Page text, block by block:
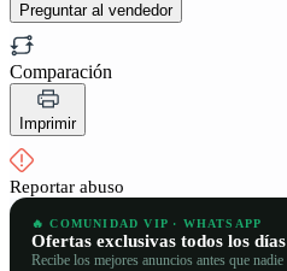
Preguntar al vendedor
Comparación
Imprimir
Reportar abuso
🔥 COMUNIDAD VIP · WHATSAPP
Ofertas exclusivas todos los días
Recibe los mejores anuncios antes que nadie